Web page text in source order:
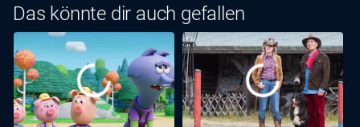
Das könnte dir auch gefallen